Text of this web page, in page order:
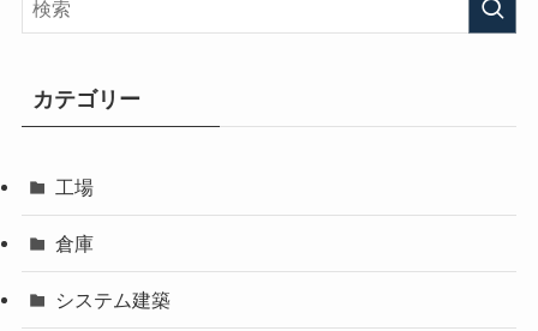
カテゴリー
工場
倉庫
システム建築